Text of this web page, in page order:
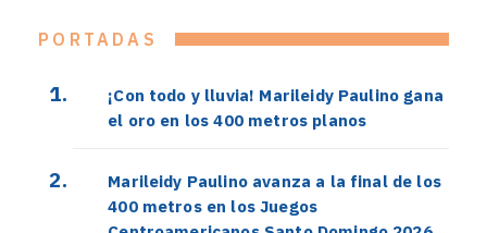
PORTADAS
¡Con todo y lluvia! Marileidy Paulino gana
el oro en los 400 metros planos
Marileidy Paulino avanza a la final de los
400 metros en los Juegos